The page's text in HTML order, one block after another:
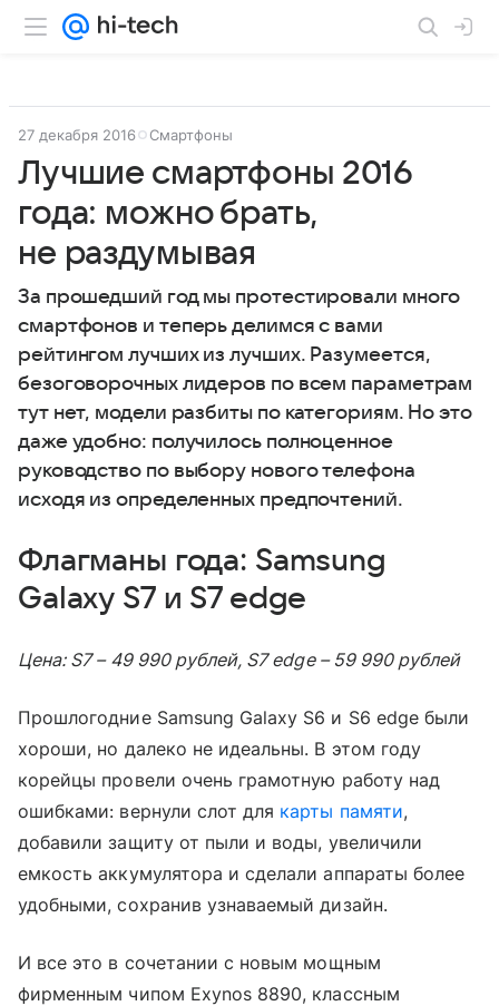
27 декабря 2016 Смартфоны
Лучшие смартфоны 2016
года: можно брать,
не раздумывая
За прошедший год мы протестировали много
смартфонов и теперь делимся с вами
рейтингом лучших из лучших. Разумеется,
безоговорочных лидеров по всем параметрам
тут нет, модели разбиты по категориям. Но это
даже удобно: получилось полноценное
руководство по выбору нового телефона
исходя из определенных предпочтений.
Флагманы года: Samsung
Galaxy S7 и S7 edge
Цена: S7 – 49 990 рублей, S7 edge – 59 990 рублей
Прошлогодние Samsung Galaxy S6 и S6 edge были
хороши, но далеко не идеальны. В этом году
корейцы провели очень грамотную работу над
ошибками: вернули слот для карты памяти,
добавили защиту от пыли и воды, увеличили
емкость аккумулятора и сделали аппараты более
удобными, сохранив узнаваемый дизайн.
И все это в сочетании с новым мощным
фирменным чипом Exynos 8890, классным